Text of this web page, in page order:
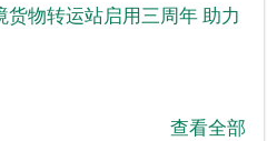
物转运站启用三周年 助力
查看全部